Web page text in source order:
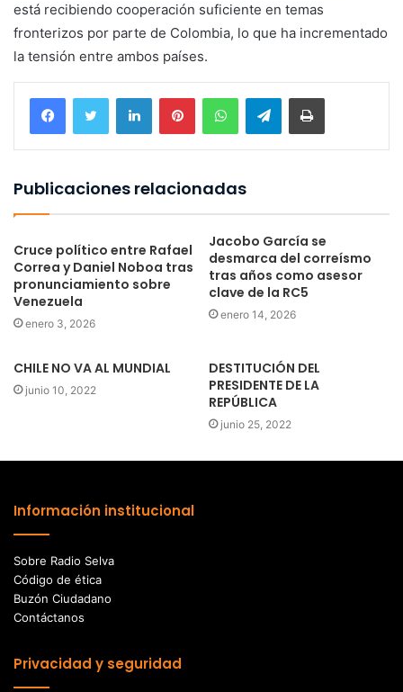
está recibiendo cooperación suficiente en temas
fronterizos por parte de Colombia, lo que ha incrementado
la tensión entre ambos países.
LinkedInPinterestWhatsAppTelegramImprimir
Publicaciones relacionadas
Cruce político entre Rafael
Correa y Daniel Noboa tras
pronunciamiento sobre
Venezuela
enero 3, 2026
Jacobo García se
desmarca del correísmo
tras años como asesor
clave de la RC5
enero 14, 2026
CHILE NO VA AL MUNDIAL
junio 10, 2022
DESTITUCIÓN DEL
PRESIDENTE DE LA
REPÚBLICA
junio 25, 2022
Información institucional
Sobre Radio Selva
Código de ética
Buzón Ciudadano
Contáctanos
Privacidad y seguridad